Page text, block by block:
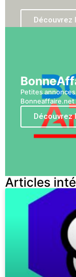
Petites
Bonneaffaire.net
Articles